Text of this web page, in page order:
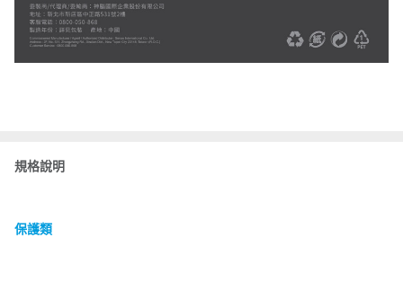
規格說明
保護類